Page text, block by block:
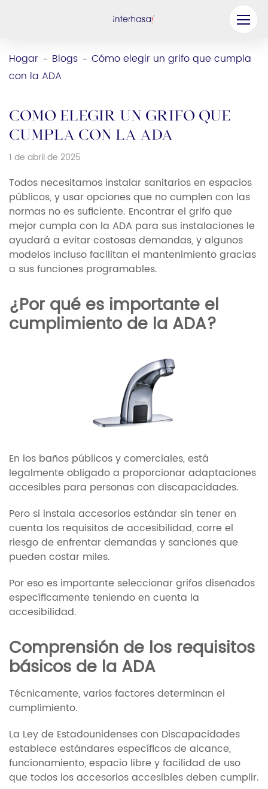
Hogar - Blogs - Cómo elegir un grifo que cumpla
con la ADA
Cómo elegir un grifo que
cumpla con la ADA
1 de abril de 2025
Todos necesitamos instalar sanitarios en espacios
públicos, y usar opciones que no cumplen con las
normas no es suficiente. Encontrar el grifo que
mejor cumpla con la ADA para sus instalaciones le
ayudará a evitar costosas demandas, y algunos
modelos incluso facilitan el mantenimiento gracias
a sus funciones programables.
¿Por qué es importante el
cumplimiento de la ADA?
En los baños públicos y comerciales, está
legalmente obligado a proporcionar adaptaciones
accesibles para personas con discapacidades.
Pero si instala accesorios estándar sin tener en
cuenta los requisitos de accesibilidad, corre el
riesgo de enfrentar demandas y sanciones que
pueden costar miles.
Por eso es importante seleccionar grifos diseñados
específicamente teniendo en cuenta la
accesibilidad.
Comprensión de los requisitos
básicos de la ADA
Técnicamente, varios factores determinan el
cumplimiento.
La Ley de Estadounidenses con Discapacidades
establece estándares específicos de alcance,
funcionamiento, espacio libre y facilidad de uso
que todos los accesorios accesibles deben cumplir.
Producto
Compañía
Sea nuestro socio
Solución
Recursos
Contáctenos